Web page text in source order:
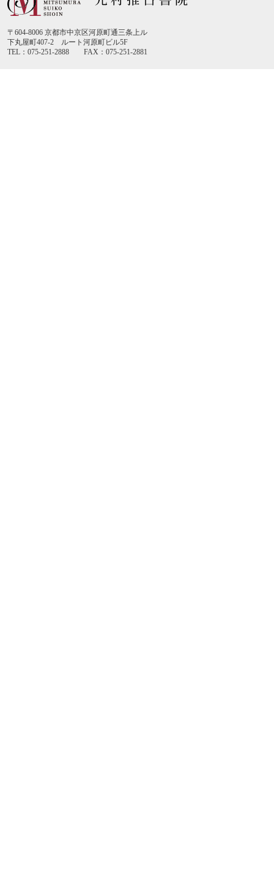
〒604-8006 京都市中京区河原町通三条上ル
下丸屋町407-2 ルート河原町ビル5F
TEL：075-251-2888 FAX：075-251-2881